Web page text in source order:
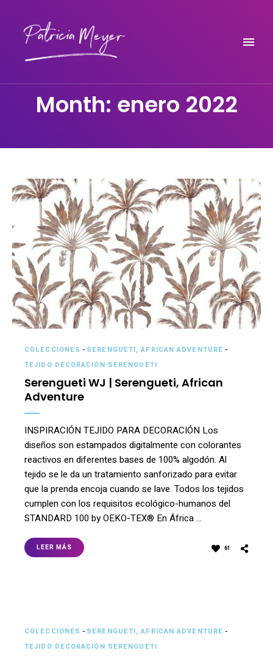
Month: enero 2022
COLECCIONES - SERENGUETI, AFRICAN ADVENTURE -
TEJIDO DECORACIÓN SERENGUETI
Serengueti WJ | Serengueti, African
Adventure
INSPIRACIÓN TEJIDO PARA DECORACIÓN Los
diseños son estampados digitalmente con colorantes
reactivos en diferentes bases de 100% algodón. Al
tejido se le da un tratamiento sanforizado para evitar
que la prenda encoja cuando se lave. Todos los tejidos
cumplen con los requisitos ecológico-humanos del
STANDARD 100 by OEKO-TEX® En África …
LEER MÁS 61
COLECCIONES - SERENGUETI, AFRICAN ADVENTURE -
TEJIDO DECORACIÓN SERENGUETI